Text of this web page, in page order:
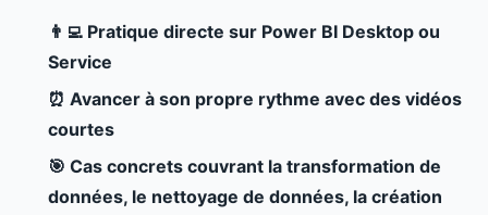
👨‍💻 Pratique directe sur Power BI Desktop ou
Service
⏰ Avancer à son propre rythme avec des vidéos
courtes
🎯 Cas concrets couvrant la transformation de
données, le nettoyage de données, la création